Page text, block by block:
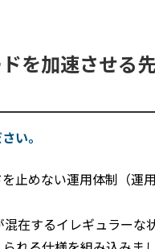
を加速させる
い。
止めない運用体制（運
在するイレギュラーな